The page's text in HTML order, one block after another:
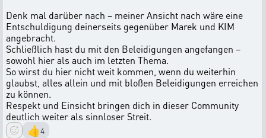
Denk mal darüber nach – meiner Ansicht nach wäre eine
Entschuldigung deinerseits gegenüber Marek und KIM
angebracht.
Schließlich hast du mit den Beleidigungen angefangen –
sowohl hier als auch im letzten Thema.
So wirst du hier nicht weit kommen, wenn du weiterhin
glaubst, alles allein und mit bloßen Beleidigungen erreichen
zu können.
Respekt und Einsicht bringen dich in dieser Community
deutlich weiter als sinnloser Streit.
👍4